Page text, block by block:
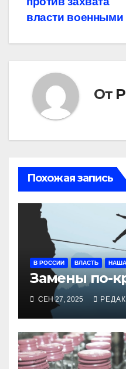
власти военными
От
Похожая запись
В РОССИИ ВЛАСТЬ
Замены по-
СЕН 27, 2025